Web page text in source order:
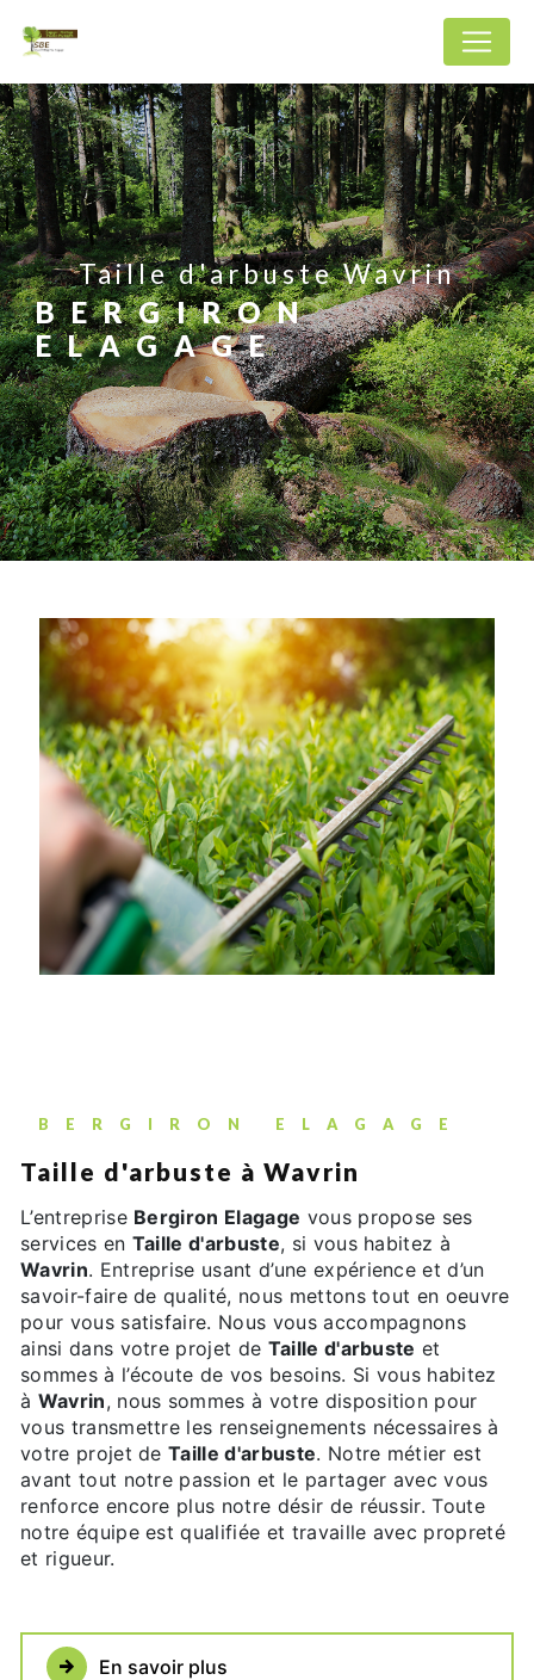
Taille d'arbuste Wavrin
BERGIRON
ELAGAGE
BERGIRON ELAGAGE
Taille d'arbuste à Wavrin
L’entreprise Bergiron Elagage vous propose ses
services en Taille d'arbuste, si vous habitez à
Wavrin. Entreprise usant d’une expérience et d’un
savoir-faire de qualité, nous mettons tout en oeuvre
pour vous satisfaire. Nous vous accompagnons
ainsi dans votre projet de Taille d'arbuste et
sommes à l’écoute de vos besoins. Si vous habitez
à Wavrin, nous sommes à votre disposition pour
vous transmettre les renseignements nécessaires à
votre projet deTaille d'arbuste. Notre métier est
avant tout notre passion et le partager avec vous
renforce encore plus notre désir de réussir. Toute
notre équipe est qualifiée et travaille avec propreté
et rigueur.
En savoir plus